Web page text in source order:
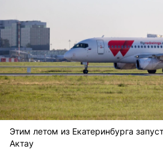
Этим летом из Екатеринбурга
Актау